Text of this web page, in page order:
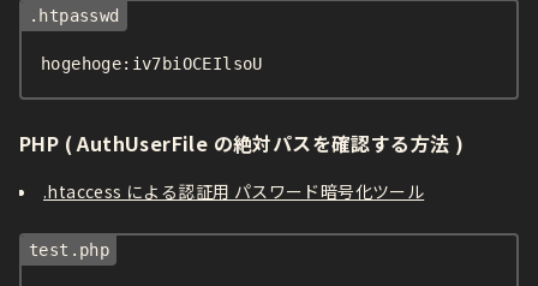
hogehoge:iv7biOCEIlsoU
PHP ( AuthUserFile の絶対パスを確認する方法 )
.htaccess による認証用 パスワード暗号化ツール